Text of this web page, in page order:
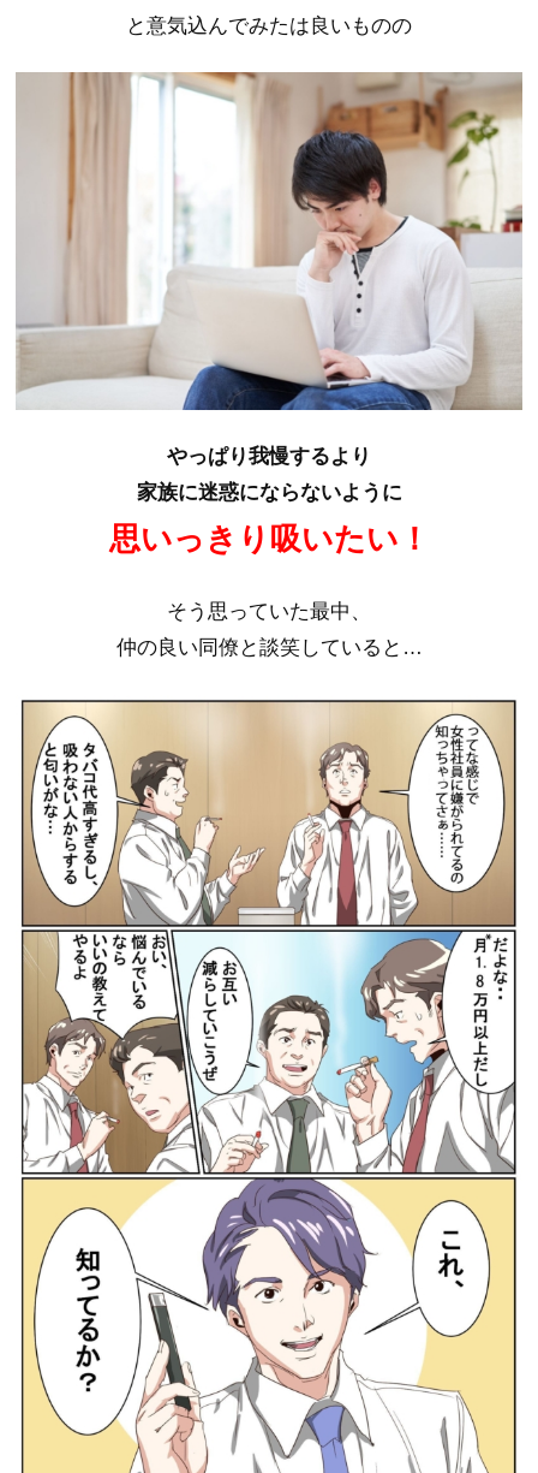
と意気込んでみたは良いものの
やっぱり我慢するより
家族に迷惑にならないように
思いっきり吸いたい！
そう思っていた最中、
仲の良い同僚と談笑していると…